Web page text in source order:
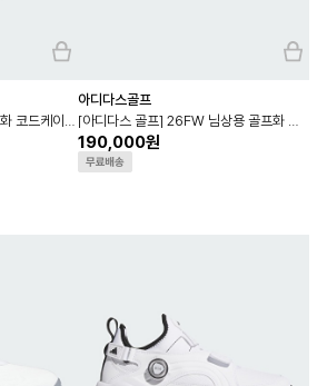
아디다스골프
190,000원